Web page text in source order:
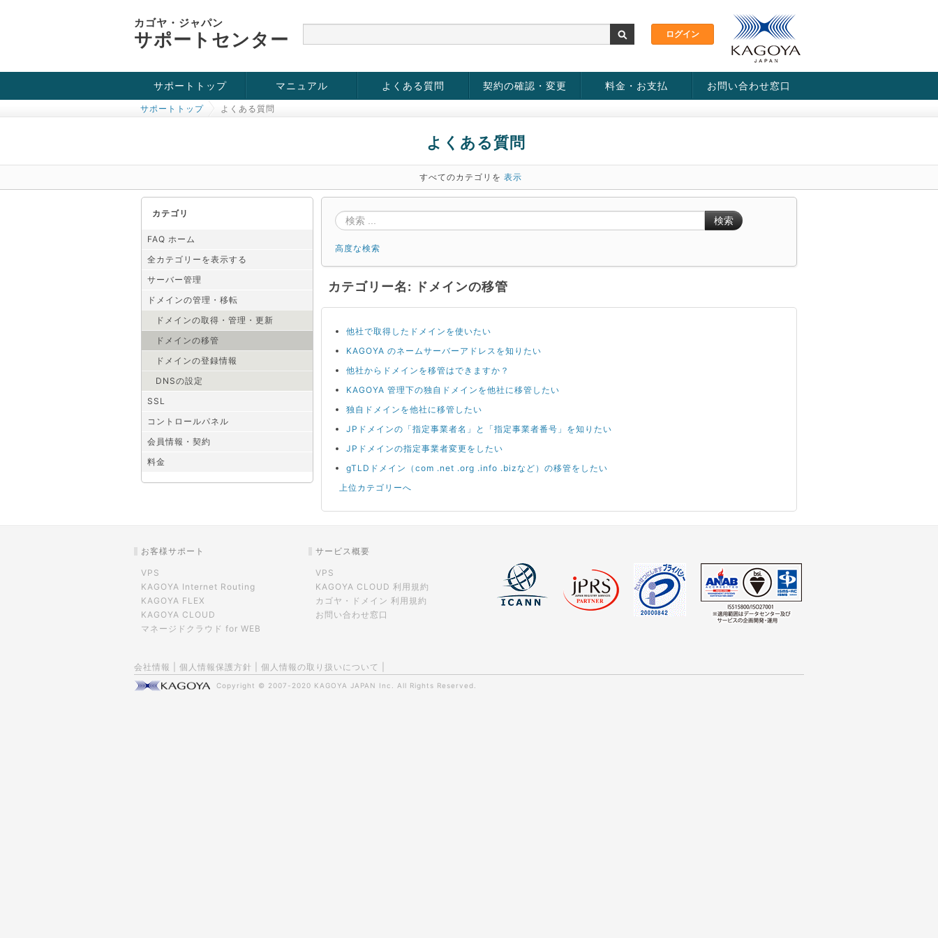
カゴヤ・ジャパン
サポートセンター
サポートトップ
お役立ち情報
チュートリアル
障害・メンテナンス情報
マニュアル よくある質問 契約の確認・変更 料金・お支払 お問い合わせ窓口
サポートトップ よくある質問
よくある質問
すべてのカテゴリを 表示
カテゴリ
FAQ ホーム
全カテゴリーを表示する
サーバー管理
ドメインの管理・移転
ドメインの取得・管理・更新
ドメインの移管
ドメインの登録情報
DNSの設定
SSL
コントロールパネル
会員情報・契約
料金
検索
高度な検索
カテゴリー名: ドメインの移管
他社で取得したドメインを使いたい
KAGOYA のネームサーバーアドレスを知りたい
他社からドメインを移管はできますか？
KAGOYA 管理下の独自ドメインを他社に移管したい
独自ドメインを他社に移管したい
JPドメインの「指定事業者名」と「指定事業者番号」を知りたい
JPドメインの指定事業者変更をしたい
gTLDドメイン（com .net .org .info .bizなど）の移管をしたい
上位カテゴリーへ
お客様サポート
VPS
KAGOYA Internet Routing
KAGOYA FLEX
KAGOYA CLOUD
マネージドクラウド for WEB
サービス概要
VPS
KAGOYA CLOUD 利用規約
カゴヤ・ドメイン 利用規約
お問い合わせ窓口
会社情報 個人情報保護方針 個人情報の取り扱いについて
Copyright © 2007-2020 KAGOYA JAPAN Inc. All Rights Reserved.